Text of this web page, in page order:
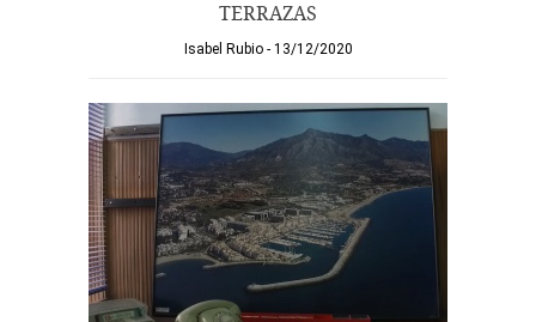
TERRAZAS
Isabel Rubio 13/12/2020